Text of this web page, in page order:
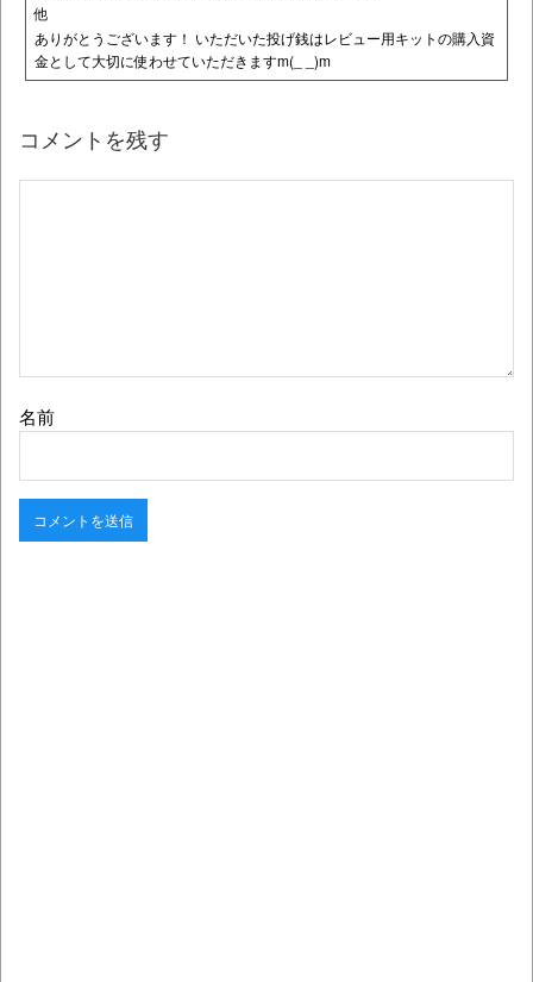
他
ありがとうございます！ いただいた投げ銭はレビュー用キットの購入資
金として大切に使わせていただきますm(_ _)m
コメントを残す
名前